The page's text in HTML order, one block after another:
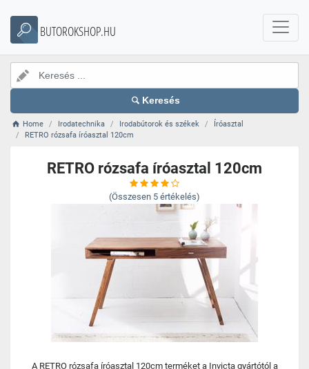
BUTOROKSHOP.HU
Keresés
Home Irodatechnika Irodabútorok és székek
Íróasztal
RETRO rózsafa íróasztal 120cm
RETRO rózsafa íróasztal 120cm
(Összesen 5 értékelés)
A RETRO rózsafa íróasztal 120cm terméket a Invicta gyártótól a